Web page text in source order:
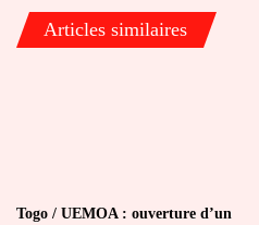
Tchamba
ce
Articles similaires
Togo / UEMOA : ouverture d’un